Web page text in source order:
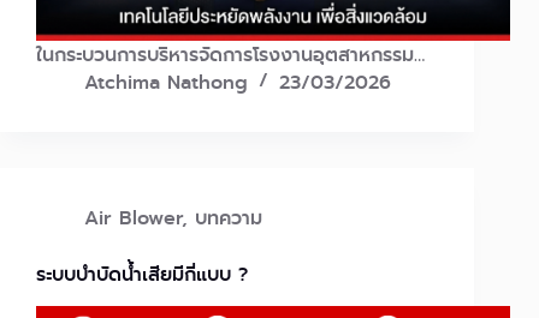
ในกระบวนการบริหารจัดการโรงงานอุตสาหกรรม…
Atchima Nathong
23/03/2026
Air Blower, บทความ
ระบบบำบัดน้ำเสียมีกี่แบบ ?